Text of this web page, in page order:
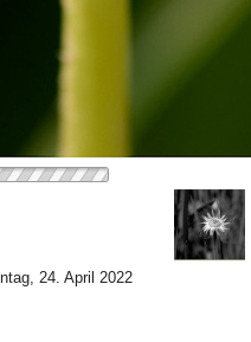
24. April 2022